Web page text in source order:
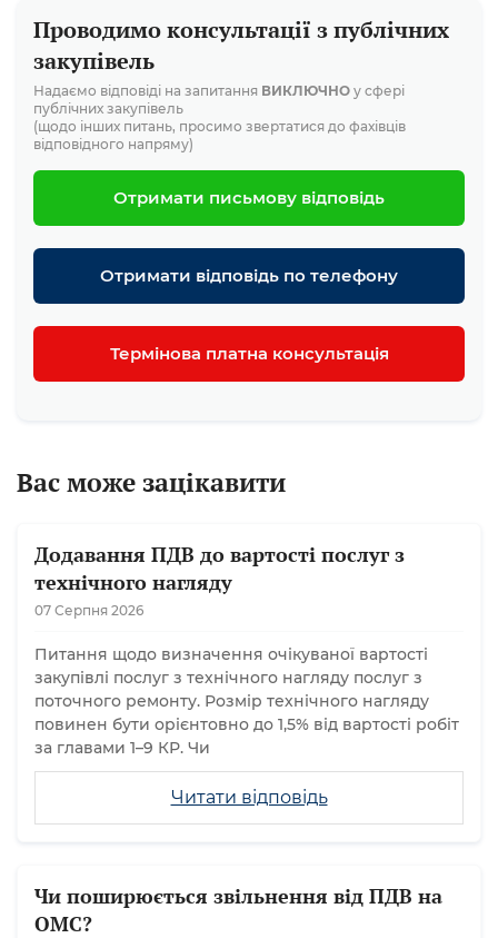
Проводимо консультації з публічних
закупівель
Надаємо відповіді на запитання ВИКЛЮЧНО у сфері
публічних закупівель
(щодо інших питань, просимо звертатися до фахівців
відповідного напряму)
Отримати письмову відповідь
Отримати відповідь по телефону
Термінова платна консультація
Вас може зацікавити
Додавання ПДВ до вартості послуг з
технічного нагляду
07 Серпня 2026
Читати відповідь
Питання щодо визначення очікуваної вартості
закупівлі послуг з технічного нагляду послуг з
поточного ремонту. Розмір технічного нагляду
повинен бути орієнтовно до 1,5% від вартості робіт
за главами 1–9 КР. Чи
Чи поширюється звільнення від ПДВ на
ОМС?